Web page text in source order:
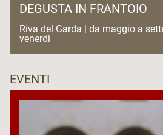
DEGUSTA IN FRANTOIO
Riva del Garda | da maggio a
venerdì
EVENTI